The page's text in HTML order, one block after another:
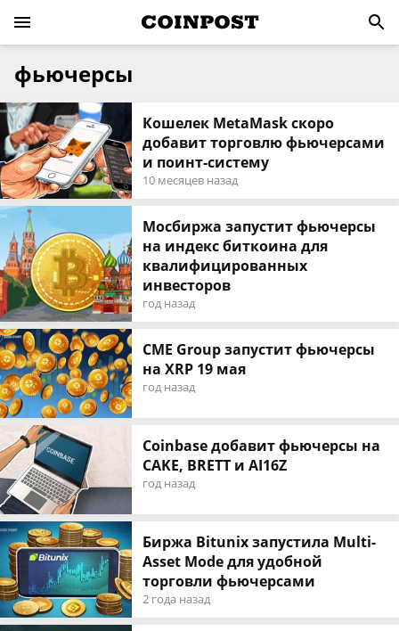
фьючерсы
Кошелек MetaMask скоро
добавит торговлю фьючерсами
и поинт-систему
10 месяцев назад
Мосбиржа запустит фьючерсы
на индекс биткоина для
квалифицированных
инвесторов
год назад
CME Group запустит фьючерсы
на XRP 19 мая
год назад
Coinbase добавит фьючерсы на
CAKE, BRETT и AI16Z
год назад
Биржа Bitunix запустила Multi-
Asset Mode для удобной
торговли фьючерсами
2 года назад